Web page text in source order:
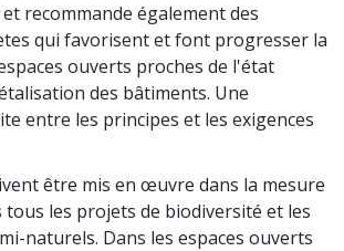
recommande également des
qui favorisent et font progresser la
ouverts proches de l'état
des bâtiments. Une
entre les principes et les exigences
être mis en œuvre dans la mesure
tous les projets de biodiversité et les
naturels. Dans les espaces ouverts